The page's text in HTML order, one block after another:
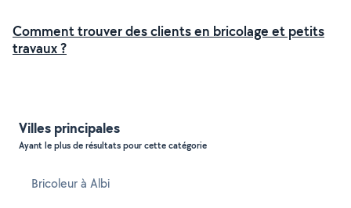
Comment trouver des clients en bricolage et petits
travaux ?
Villes principales
Ayant le plus de résultats pour cette catégorie
Bricoleur à Albi